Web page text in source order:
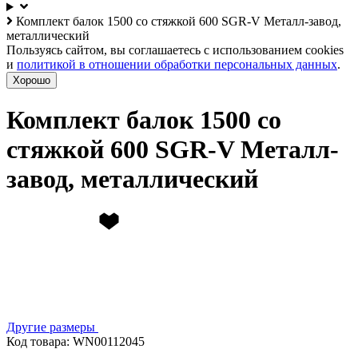
Комплект балок 1500 со стяжкой 600 SGR-V Металл-завод,
металлический
Пользуясь сайтом, вы соглашаетесь с использованием cookies
и политикой в отношении обработки персональных данных.
Хорошо
Комплект балок 1500 со
стяжкой 600 SGR-V Металл-
завод, металлический
Другие размеры
Код товара: WN00112045